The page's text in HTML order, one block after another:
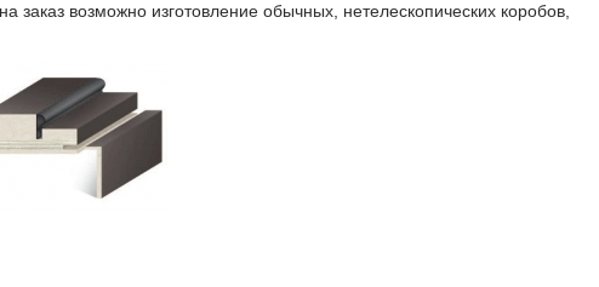
возможно изготовление обычных, нетелескопических коробов,